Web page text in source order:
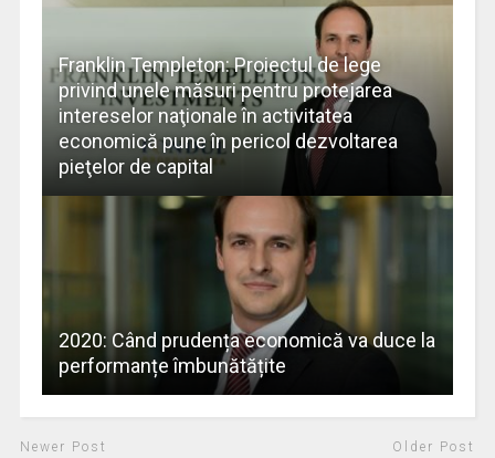
Franklin Templeton: Proiectul de lege
privind unele măsuri pentru protejarea
intereselor naţionale în activitatea
economică pune în pericol dezvoltarea
pieţelor de capital
2020: Când prudența economică va duce la
performanțe îmbunătățite
Newer Post Older Post